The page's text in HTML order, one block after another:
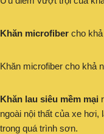
Khăn microfiber cho
Khăn microfiber cho khả
Khăn lau siêu mềm mại
ngoài nội thất của xe hơi,
trong quá trình sơn.